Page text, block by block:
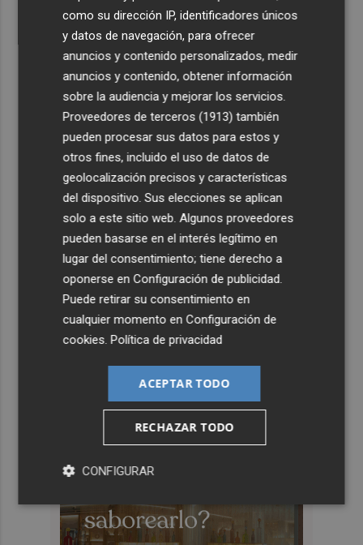
como su dirección IP, identificadores únicos
y datos de navegación, para ofrecer
anuncios y contenido personalizados, medir
anuncios y contenido, obtener información
sobre la audiencia y mejorar los servicios.
Proveedores de terceros (1913) también
pueden procesar sus datos para estos y
otros fines, incluido el uso de datos de
geolocalización precisos y características
del dispositivo. Sus elecciones se aplican
solo a este sitio web. Algunos proveedores
pueden basarse en el interés legítimo en
lugar del consentimiento; tiene derecho a
oponerse enConfiguración de publicidad.
Puede retirar su consentimiento en
cualquier momento enConfiguración de
cookies.Política de privacidad
ACEPTAR TODO
RECHAZAR TODO
CONFIGURAR